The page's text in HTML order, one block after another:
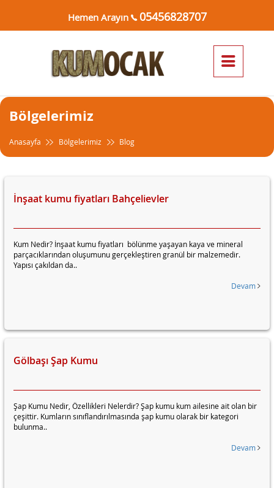
Hemen Arayın 05456828707
Bölgelerimiz
Anasayfa Bölgelerimiz Blog
İnşaat kumu fiyatları Bahçelievler
Kum Nedir? İnşaat kumu fiyatları bölünme yaşayan kaya ve mineral
parçacıklarından oluşumunu gerçekleştiren granül bir malzemedir.
Yapısı çakıldan da..
Devam
Gölbaşı Şap Kumu
Şap Kumu Nedir, Özellikleri Nelerdir? Şap kumu kum ailesine ait olan bir
çeşittir. Kumların sınıflandırılmasında şap kumu olarak bir kategori
bulunma..
Devam